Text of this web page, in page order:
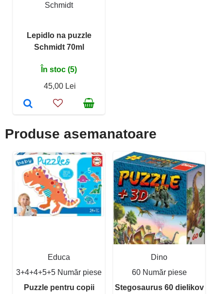
Schmidt
Lepidlo na puzzle
Schmidt 70ml
În stoc (5)
45,00 Lei
Produse asemanatoare
Educa
3+4+4+5+5 Număr piese
Puzzle pentru copii
Dino
60 Număr piese
Stegosaurus 60 dielikov